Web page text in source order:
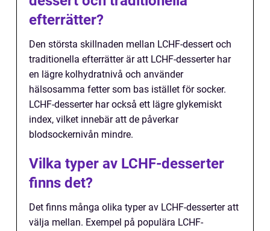
efterrätter?
Den största skillnaden mellan LCHF-dessert och
traditionella efterrätter är att LCHF-desserter har
en lägre kolhydratnivå och använder
hälsosamma fetter som bas istället för socker.
LCHF-desserter har också ett lägre glykemiskt
index, vilket innebär att de påverkar
blodsockernivån mindre.
Vilka typer av LCHF-desserter
finns det?
Det finns många olika typer av LCHF-desserter att
välja mellan. Exempel på populära LCHF-